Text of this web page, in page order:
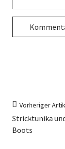
Vorheriger
Stricktunika
Boots